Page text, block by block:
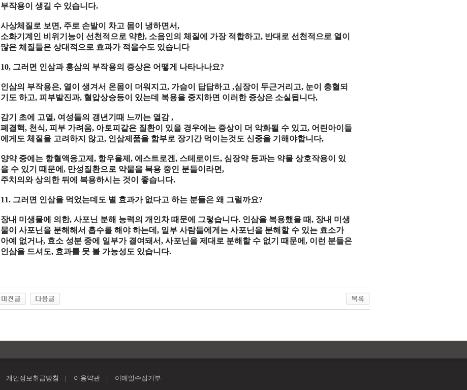
부작용이 생길 수 있습니다.
사상체질 로 보면, 주로 손발이 차고 몸이 냉하면서,
소화기계 인 비위기능이 선천적 으로 약한, 소음인의 체질 에 가장 적합하고, 반대로 선천적 으로 열 이
많은 체질 들은 상대적 으로 효과가 적을수도 있습니다
10, 그러면 인삼과 홍삼의 부작용의 증상은 어떻게 나타나나요?
인삼의 부작용은, 열 이 생겨서 온몸이 더워 지고, 가슴이 답답하고 ,심장이 두근거리고, 눈이 충혈 되
기도 하고, 피부발진과, 혈압상승등이 있는데 복용을 중지 하면 이러한 증상은 소실됩니다,
감기 초에 고열, 여성들의 갱년기 때 느끼는 열감,
폐결핵, 천식, 피부 가려움, 아토피같은 질환이 있을 경우에는 증상이 더 악화될 수 있고, 어린아이 들
에게도 체질 을 고려하지 않고, 인삼제품을 함부로 장기간 먹이는것도 신중을 기해야합니다,
양약 중에는 항혈액응고제 , 항우울제 , 에스트로겐 , 스테로이드, 심장약 등과는 약물 상호작용이 있
을 수 있기 때문에 , 만성질환으로 약물을 복용 중인 분들이라면,
주치의 와상의 한 뒤에 복용하시는 것이 좋습니다.
11. 그러면 인삼을 먹었는데도 별 효과가 없다고 하는 분들은 왜 그럴까요?
장내 미생물에 의한, 사포닌 분해 능력 의 개인차 때문에 그렇습니다. 인삼을 복용했을 때, 장내 미생
물이 사포닌을 분해해서 흡수를 해야 하는데 , 일부 사람들에게는 사포닌을 분해 할 수 있는 효소가
아예 없거나, 효소 성분 중에 일부가 결여돼서, 사포닌을 제대로 분해 할 수 없기 때문에 , 이런 분들은
인삼을 드셔도, 효과를 못 볼 가능성도 있습니다.
개인정보취급방침 이용약관 이메일수집거부